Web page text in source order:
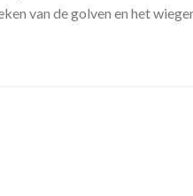
van de golven en het